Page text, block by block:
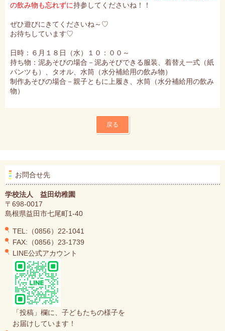
の飲み物も忘れずに持参してくださいね！！
ぜひ遊びにきてくださいね～♡
お待ちしています♡
日時：６月１８日（水）１０：００～
持ち物：泥あそびの場合－泥あそびできる服装、着替え一式（紙
パンツも）、タオル、水筒（水分補給用の飲み物）
制作あそびの場合－親子ともに上履き、水筒（水分補給用の飲み
物）
戻る
お問合せ先
学校法人 益田幼稚園
〒698-0017
島根県益田市七尾町1-40
TEL:（0856）22-1041
FAX:（0856）23-1739
LINE公式アカウント
「投稿」欄に、子どもたちの様子を
お届けしています！